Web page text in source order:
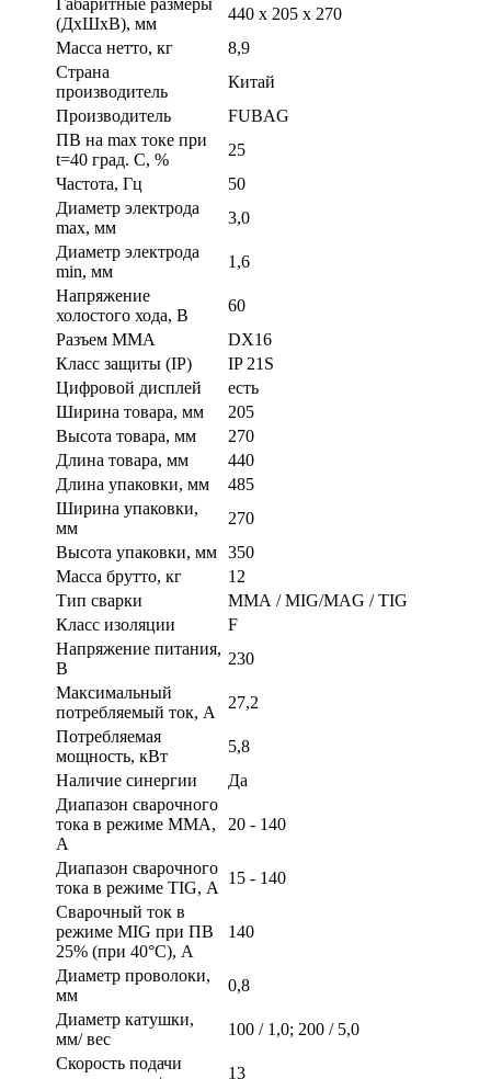
Габаритные размеры
(ДхШхВ), мм
440 х 205 х 270
Масса нетто, кг
8,9
Страна
производитель
Китай
Производитель
FUBAG
ПВ на max токе при
t=40 град. С, %
25
Частота, Гц
50
Диаметр электрода
max, мм
3,0
Диаметр электрода
min, мм
1,6
Напряжение
холостого хода, В
60
Разъем ММА
DX16
Класс защиты (IP)
IP 21S
Цифровой дисплей
есть
Ширина товара, мм
205
Высота товара, мм
270
Длина товара, мм
440
Длина упаковки, мм
485
Ширина упаковки,
мм
270
Высота упаковки, мм 350
Масса брутто, кг
12
Тип сварки
ММА / MIG/MAG / TIG
Класс изоляции
F
Напряжение питания,
В
230
Максимальный
потребляемый ток, А
27,2
Потребляемая
мощность, кВт
5,8
Наличие синергии
Да
Диапазон сварочного
тока в режиме ММА,
А
20 - 140
Диапазон сварочного
тока в режиме TIG, А
15 - 140
Сварочный ток в
режиме MIG при ПВ
25% (при 40°С), А
140
Диаметр проволоки,
мм
0,8
Диаметр катушки,
мм/ вес
100 / 1,0; 200 / 5,0
Скорость подачи
13